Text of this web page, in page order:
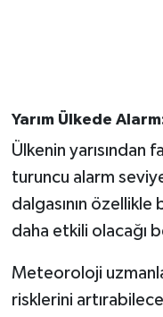
Yarım Ülkede
Ülkenin yarısından
turuncu alarm
dalgasının
daha etkili olacağı
Meteoroloji
risklerini